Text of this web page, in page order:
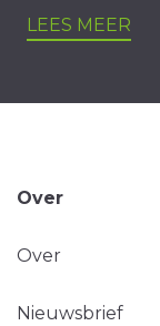
LEES MEER
Over
Over
Nieuwsbrief